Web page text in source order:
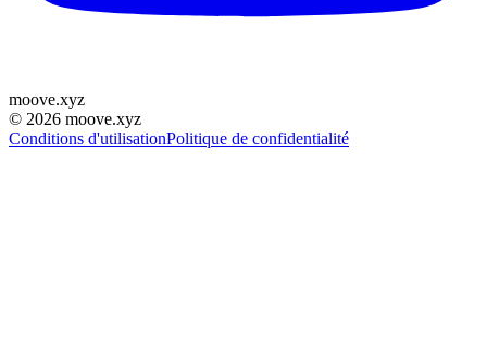
moove.xyz
© 2026 moove.xyz
Conditions d'utilisationPolitique de confidentialité